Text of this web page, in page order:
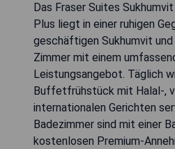
Das Fraser Suites
Plus liegt in einer ruhigen
geschäftigen Sukhumvit
Zimmer mit einem
Leistungsangebot. Täglich
Buffetfrühstück mit Halal-,
internationalen Gerichten
Badezimmer sind mit einer
kostenlosen Premium-